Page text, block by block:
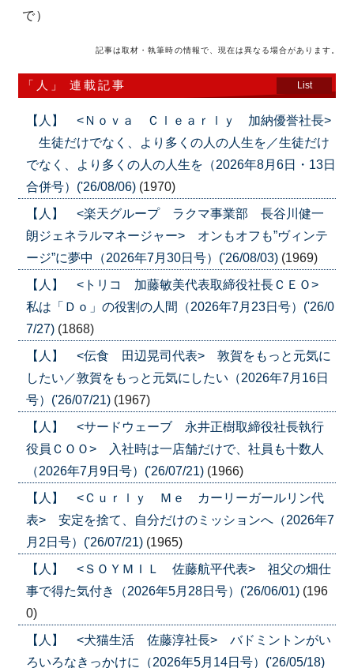
で）
記事は取材・執筆時の情報で、現在は異なる場合があります。
「人」 連載記事 List
【人】 <Ｎｏｖａ Ｃｌｅａｒｌｙ 加納優誉社長>
生徒だけでなく、より多くの人の人生を／生徒だけ
でなく、より多くの人の人生を（2026年8月6日・13日
合併号）('26/08/06) (1970)
【人】 <楽天グループ ラクマ事業部 長谷川健一
朗ジェネラルマネージャー> オンもオフも”ヴィンテ
ージ”に夢中（2026年7月30日号）('26/08/03) (1969)
【人】 <トリコ 加藤敏美代表取締役社長ＣＥＯ>
私は「Ｄｏ」の役割の人間（2026年7月23日号）('26/0
7/27) (1868)
【人】 <伝食 田辺晃司代表> 敦賀をもっと元気に
したい／敦賀をもっと元気にしたい（2026年7月16日
号）('26/07/21) (1967)
【人】 <サードウェーブ 永井正樹取締役社長執行
役員ＣＯＯ> 入社時は一店舗だけで、社員も十数人
（2026年7月9日号）('26/07/21) (1966)
【人】 <Ｃｕｒｌｙ Ｍｅ カーリーガールリン代
表> 安定を捨て、自分だけのミッションへ（2026年7
月2日号）('26/07/21) (1965)
【人】 <ＳＯＹＭＩＬ 佐藤航平代表> 祖父の畑仕
事で得た気付き（2026年5月28日号）('26/06/01) (196
0)
【人】 <犬猫生活 佐藤淳社長> バドミントンがい
ろいろなきっかけに（2026年5月14日号）('26/05/18)